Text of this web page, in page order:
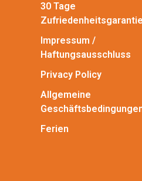
30 Tage
Zufriedenheitsgarantie
Impressum /
Haftungsausschluss
Privacy Policy
Allgemeine
Ferien